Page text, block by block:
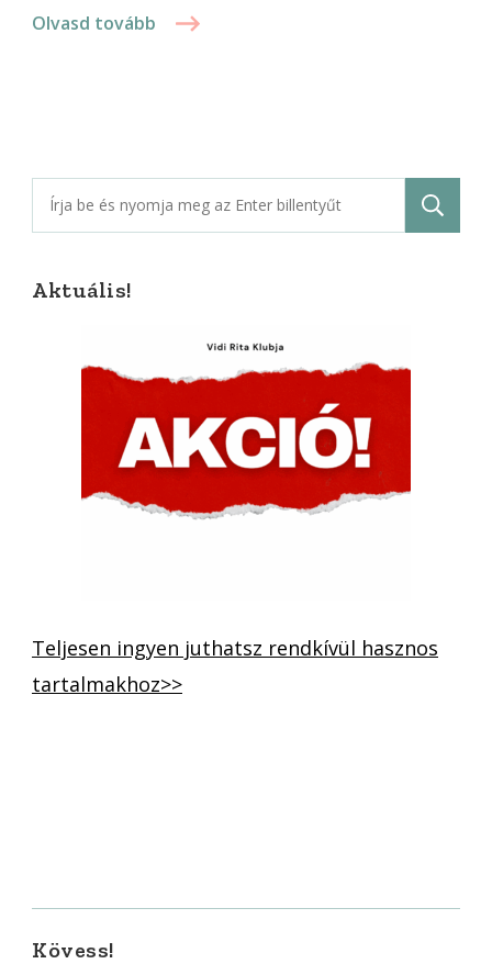
Olvasd tovább
Keresés:
Aktuális!
Teljesen ingyen juthatsz rendkívül hasznos
tartalmakhoz>>
Kövess!